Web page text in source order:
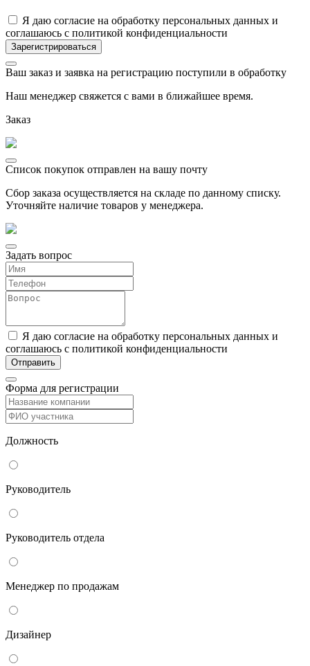
Я даю согласие на обработку персональных данных и
соглашаюсь с политикой конфиденциальности
Ваш заказ и заявка на регистрацию поступили в обработку
Наш менеджер свяжется с вами в ближайшее время.
Заказ
Список покупок отправлен на вашу почту
Сбор заказа осуществляется на складе по данному списку.
Уточняйте наличие товаров у менеджера.
Задать вопрос
Я даю согласие на обработку персональных данных и
соглашаюсь с политикой конфиденциальности
Форма для регистрации
Должность
Руководитель
Руководитель отдела
Менеджер по продажам
Дизайнер